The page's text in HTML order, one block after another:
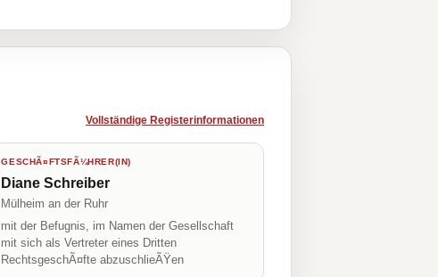
Vollständige Registerinformationen
GESCHÃ¤FTSFÃ¼HRER(IN)
Diane Schreiber
Mülheim an der Ruhr
mit der Befugnis, im Namen der Gesellschaft
mit sich als Vertreter eines Dritten
RechtsgeschÃ¤fte abzuschlieÃŸen